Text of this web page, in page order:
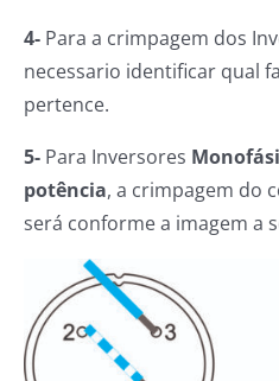
4- Para a crimpagem dos
necessario identificar qual
pertence.
5- Para Inversores
potência, a crimpagem do
será conforme a imagem a